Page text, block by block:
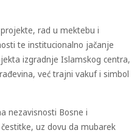
rad u mektebu i
te institucionalno jačanje
izgradnje Islamskog centra,
već trajni vakuf i simbol
nezavisnosti Bosne i
uz dovu da mubarek